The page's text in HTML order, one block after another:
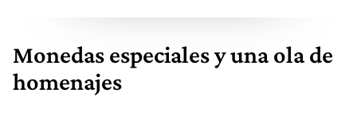
Monedas especiales y una ola de
homenajes